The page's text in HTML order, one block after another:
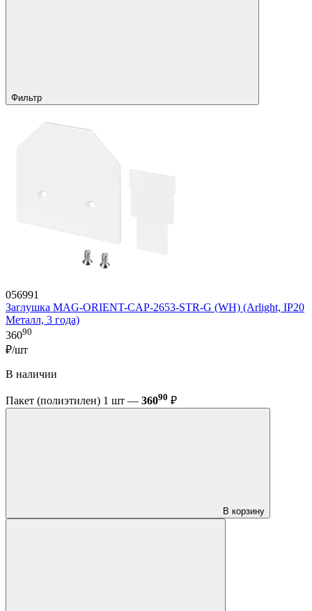
Фильтр
056991
Заглушка MAG-ORIENT-CAP-2653-STR-G (WH) (Arlight, IP20
Металл, 3 года)
36090
₽/шт
В наличии
Пакет (полиэтилен) 1 шт — 36090 ₽
В корзину